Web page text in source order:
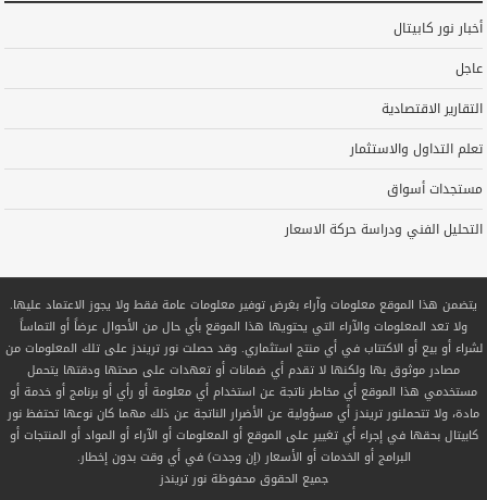
أخبار نور كابيتال
عاجل
التقارير الاقتصادية
تعلم التداول والاستثمار
مستجدات أسواق
التحليل الفني ودراسة حركة الاسعار
يتضمن هذا الموقع معلومات وآراء بغرض توفير معلومات عامة فقط ولا يجوز الاعتماد عليها.
ولا تعد المعلومات والآراء التي يحتويها هذا الموقع بأي حال من الأحوال عرضاً أو التماساً
لشراء أو بيع أو الاكتتاب في أي منتج استثماري. وقد حصلت نور تريندز على تلك المعلومات من
مصادر موثوق بها ولكنها لا تقدم أي ضمانات أو تعهدات على صحتها ودقتها يتحمل
مستخدمي هذا الموقع أي مخاطر ناتجة عن استخدام أي معلومة أو رأي أو برنامج أو خدمة أو
مادة، ولا تتحملنور تريندز أي مسؤولية عن الأضرار الناتجة عن ذلك مهما كان نوعها تحتفظ نور
كابيتال بحقها في إجراء أي تغيير على الموقع أو المعلومات أو الآراء أو المواد أو المنتجات أو
البرامج أو الخدمات أو الأسعار (إن وجدت) في أي وقت بدون إخطار.
جميع الحقوق محفوظةنور تريندز